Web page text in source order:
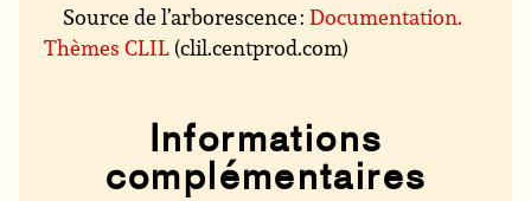
Source de l’arborescence :Documentation.
Thèmes CLIL (clil.centprod.com)
Informations
complémentaires